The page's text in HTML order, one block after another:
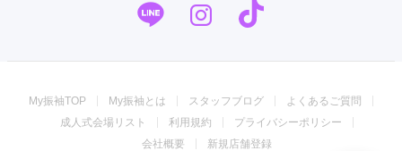
百合
橘 蝶 鶴 松竹梅 扇面 車
華籠
熨斗
宝尽 波 雪輪 雲取り 道長取り
矢絣
ジョイフル恵利
振袖専門店 一蔵
My振袖TOP My振袖とは スタッフブログ
よくあるご質問
成人式会場リスト
利用規約
プライバシーポリシー
会社概要
新規店舗登録